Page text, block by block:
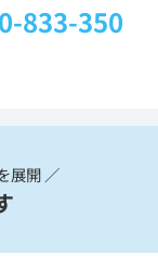
833-350
展開 ／